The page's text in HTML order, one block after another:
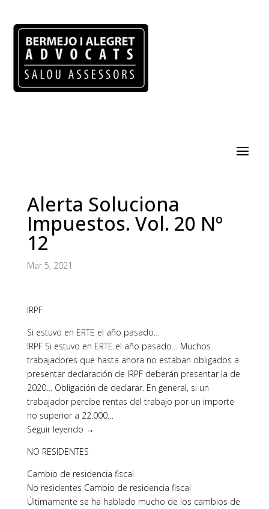
Alerta Soluciona
Impuestos. Vol. 20 Nº
12
Mar 5, 2021
IRPF
Si estuvo en ERTE el año pasado…
IRPF Si estuvo en ERTE el año pasado… Muchos
trabajadores que hasta ahora no estaban obligados a
presentar declaración de IRPF deberán presentar la de
2020… Obligación de declarar. En general, si un
trabajador percibe rentas del trabajo por un importe
no superior a 22.000…
Seguir leyendo →
NO RESIDENTES
Cambio de residencia fiscal
No residentes Cambio de residencia fiscal
Últimamente se ha hablado mucho de los cambios de